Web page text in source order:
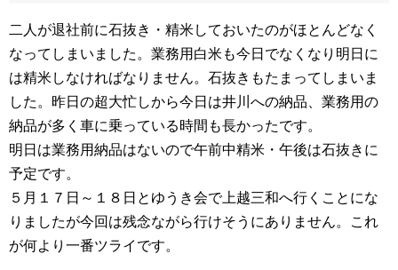
二人が退社前に石抜き・精米しておいたのがほとんどなく
なってしまいました。業務用白米も今日でなくなり明日に
は精米しなければなりません。石抜きもたまってしまいま
した。昨日の超大忙しから今日は井川への納品、業務用の
納品が多く車に乗っている時間も長かったです。
明日は業務用納品はないので午前中精米・午後は石抜きに
予定です。
５月１７日～１８日とゆうき会で上越三和へ行くことにな
りましたが今回は残念ながら行けそうにありません。これ
が何より一番ツライです。